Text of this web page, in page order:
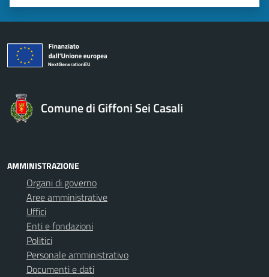
Valuta 5 stelle su 5
Valuta 4 stelle su 5
Valuta 3 stelle su 5
Valuta 2 stelle su 5
Valuta 1 stelle su 5
Comune di Giffoni Sei Casali
AMMINISTRAZIONE
Organi di governo
Aree amministrative
Uffici
Enti e fondazioni
Politici
Personale amministrativo
Documenti e dati